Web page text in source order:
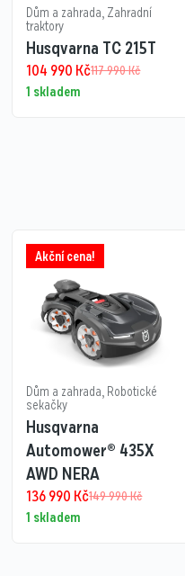
Dům a zahrada, Zahradní
traktory
Husqvarna TC 215T
117 990Kč
104 990 Kč
1 skladem
Akční cena!
Dům a zahrada, Robotické
sekačky
Husqvarna
Automower® 435X
AWD NERA
149 990Kč
136 990 Kč
1 skladem